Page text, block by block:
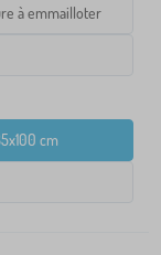
à emmailloter
cm